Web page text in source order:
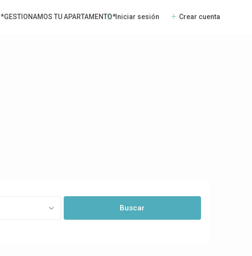
Iniciar sesión Crear cuenta
*GESTIONAMOS TU APARTAMENTO*